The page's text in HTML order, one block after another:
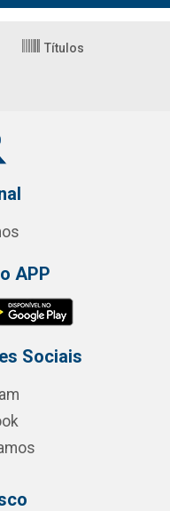
Títulos
APP
Sociais